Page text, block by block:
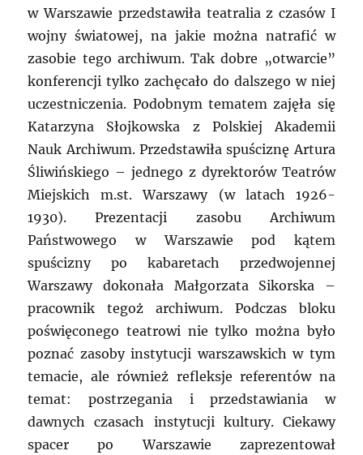
w Warszawie przedstawiła teatralia z czasów I
wojny światowej, na jakie można natrafić w
zasobie tego archiwum. Tak dobre „otwarcie”
konferencji tylko zachęcało do dalszego w niej
uczestniczenia. Podobnym tematem zajęła się
Katarzyna Słojkowska z Polskiej Akademii
Nauk Archiwum. Przedstawiła spuściznę Artura
Śliwińskiego – jednego z dyrektorów Teatrów
Miejskich m.st. Warszawy (w latach 1926-
1930). Prezentacji zasobu Archiwum
Państwowego w Warszawie pod kątem
spuścizny po kabaretach przedwojennej
Warszawy dokonała Małgorzata Sikorska –
pracownik tegoż archiwum. Podczas bloku
poświęconego teatrowi nie tylko można było
poznać zasoby instytucji warszawskich w tym
temacie, ale również refleksje referentów na
temat: postrzegania i przedstawiania w
dawnych czasach instytucji kultury. Ciekawy
spacer po Warszawie zaprezentował